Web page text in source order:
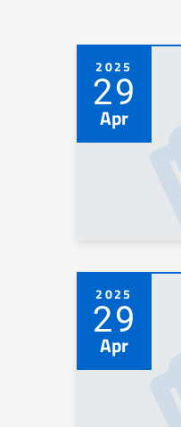
2025
29
Apr
2025
29
Apr